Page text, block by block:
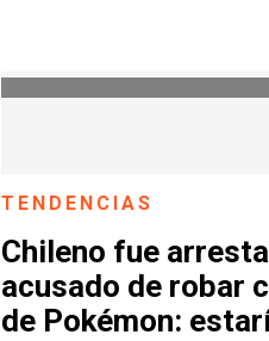
TENDENCIAS
Chileno fue
acusado de robar
de Pokémon: